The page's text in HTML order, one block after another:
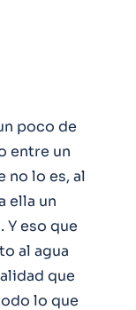
poco de
entre un
no lo es, al
ella un
. Y eso que
al agua
que
lo que